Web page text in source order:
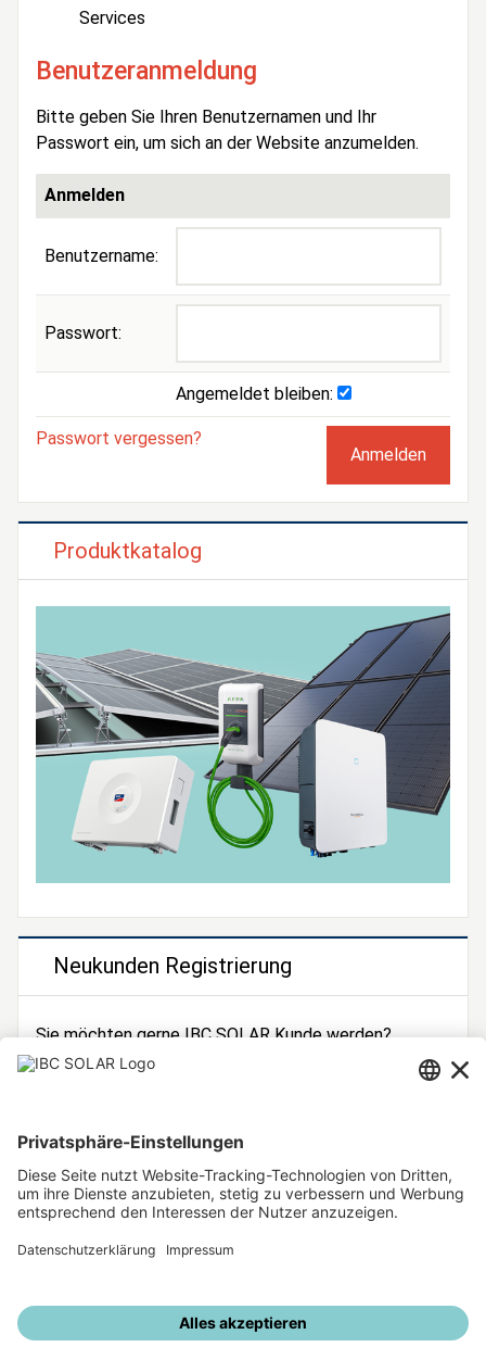
Services
Benutzeranmeldung
Bitte geben Sie Ihren Benutzernamen und Ihr
Passwort ein, um sich an der Website anzumelden.
Anmelden
Benutzername:
Passwort:
Angemeldet bleiben:
Passwort vergessen?
Produktkatalog
Neukunden Registrierung
Sie möchten gerne IBC SOLAR Kunde werden?
Dann registrieren Sie sich jetzt!
Unsere weiteren Angebote
IBC SOLAR Webseite